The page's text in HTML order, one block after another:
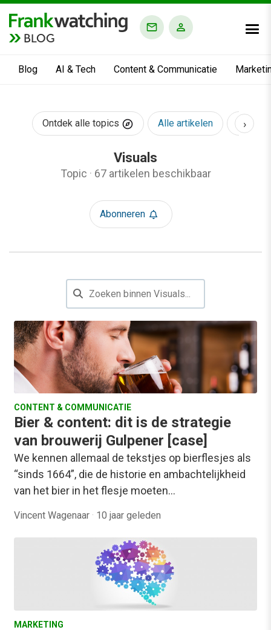
BLOG
Blog AI & Tech Content & Communicatie
Ontdek alle topics Alle artikelen AI &
›
Visuals
Topic · 67 artikelen beschikbaar
Abonneren
CONTENT & COMMUNICATIE
Bier & content: dit is de strategie
van brouwerij Gulpener [case]
We kennen allemaal de tekstjes op bierflesjes als
“sinds 1664”, die de historie en ambachtelijkheid
van het bier in het flesje moeten…
Vincent Wagenaar · 10 jaar geleden
MARKETING